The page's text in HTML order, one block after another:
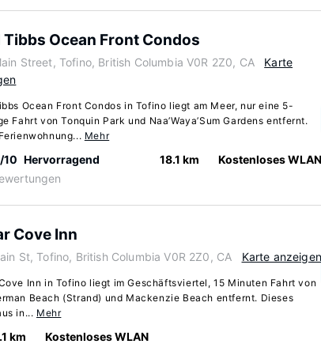
Tibbs Ocean Front Condos
Street, Tofino, British Columbia V0R 2Z0, CA
Karte
Ocean Front Condos in Tofino liegt am Meer, nur eine 5-
Fahrt von Tonquin Park und Naa’Waya’Sum Gardens entfernt.
Mehr
10 Hervorragend
18.1 km Kostenloses WLAN
Cove Inn
St, Tofino, British Columbia V0R 2Z0, CA Karte anzeigen
Inn in Tofino liegt im Geschäftsviertel, 15 Minuten Fahrt von
Beach (Strand) und Mackenzie Beach entfernt. Dieses
in... Mehr
km Kostenloses WLAN